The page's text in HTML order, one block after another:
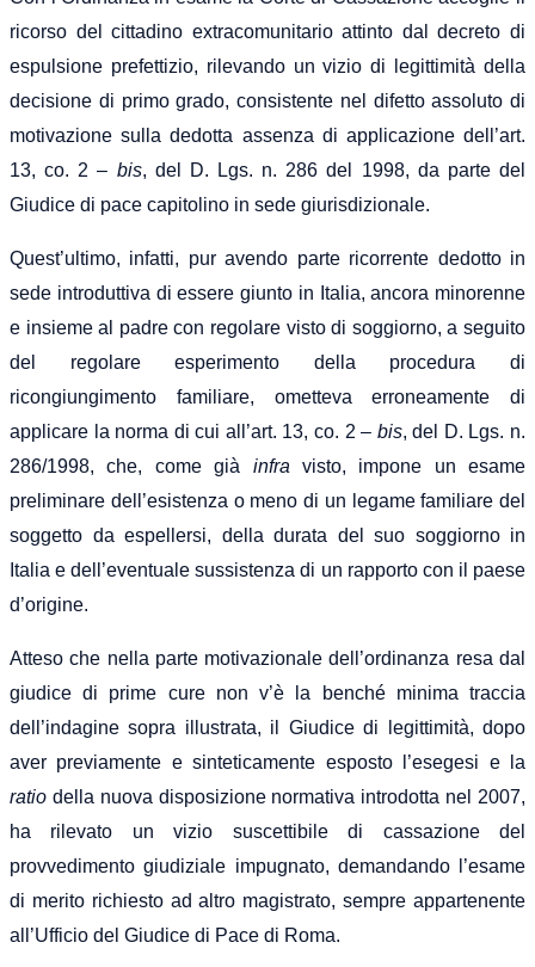
ricorso del cittadino extracomunitario attinto dal decreto di
espulsione prefettizio, rilevando un vizio di legittimità della
decisione di primo grado, consistente nel difetto assoluto di
motivazione sulla dedotta assenza di applicazione dell’art.
13, co. 2 – bis, del D. Lgs. n. 286 del 1998, da parte del
Giudice di pace capitolino in sede giurisdizionale.
Quest’ultimo, infatti, pur avendo parte ricorrente dedotto in
sede introduttiva di essere giunto in Italia, ancora minorenne
e insieme al padre con regolare visto di soggiorno, a seguito
del regolare esperimento della procedura di
ricongiungimento familiare, ometteva erroneamente di
applicare la norma di cui all’art. 13, co. 2 – bis, del D. Lgs. n.
286/1998, che, come già infra visto, impone un esame
preliminare dell’esistenza o meno di un legame familiare del
soggetto da espellersi, della durata del suo soggiorno in
Italia e dell’eventuale sussistenza di un rapporto con il paese
d’origine.
Atteso che nella parte motivazionale dell’ordinanza resa dal
giudice di prime cure non v’è la benché minima traccia
dell’indagine sopra illustrata, il Giudice di legittimità, dopo
aver previamente e sinteticamente esposto l’esegesi e la
ratio della nuova disposizione normativa introdotta nel 2007,
ha rilevato un vizio suscettibile di cassazione del
provvedimento giudiziale impugnato, demandando l’esame
di merito richiesto ad altro magistrato, sempre appartenente
all’Ufficio del Giudice di Pace di Roma.